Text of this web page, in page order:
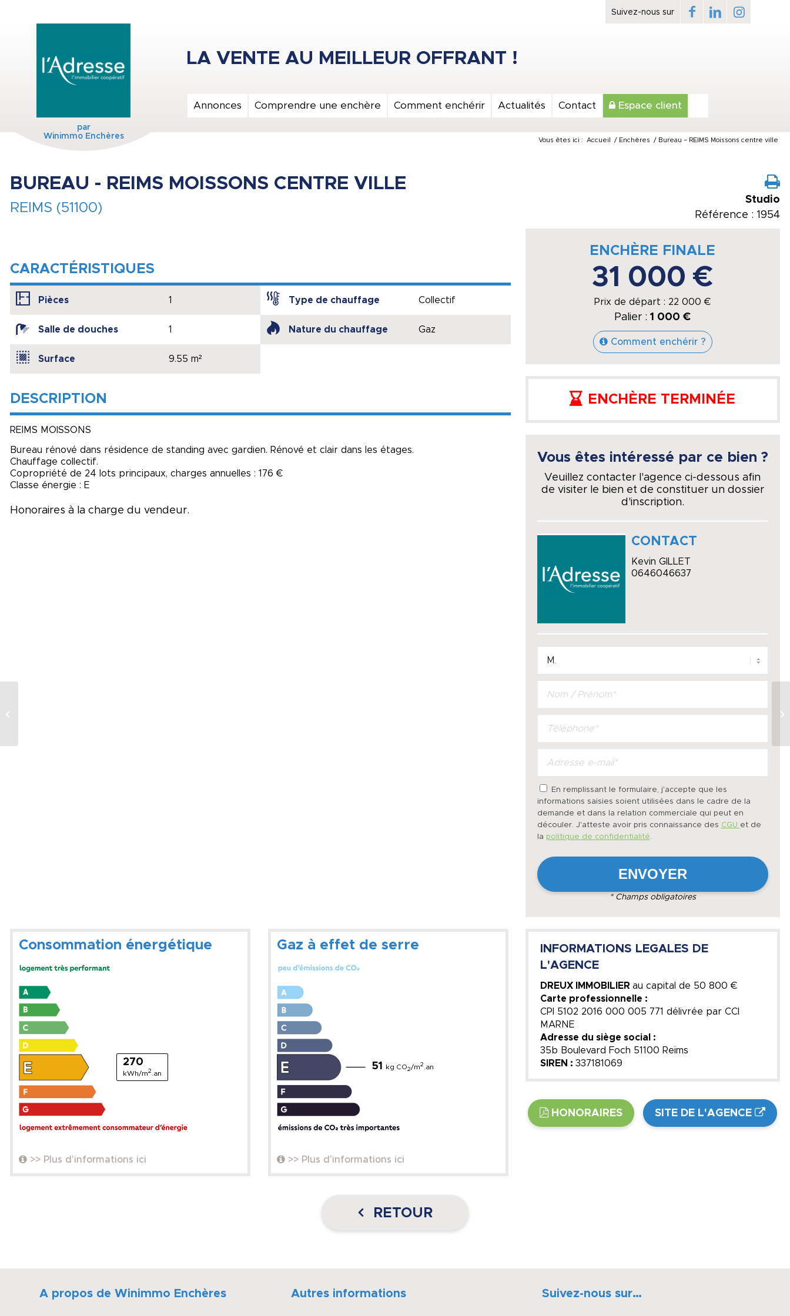
par
Winimmo Enchères
Annonces Comprendre une enchère Comment enchérir Actualités Contact Espace client
Vous êtes ici : Accueil / Enchères / Bureau – REIMS Moissons centre ville
BUREAU - REIMS MOISSONS CENTRE VILLE
REIMS (51100)
Studio
Référence : 1954
CARACTÉRISTIQUES
Pièces 1
Salle de douches 1
Surface 9.55 m²
Type de chauffage Collectif
Nature du chauffage Gaz
DESCRIPTION
REIMS MOISSONS
Bureau rénové dans résidence de standing avec gardien. Rénové et clair dans les étages.
Chauffage collectif.
Copropriété de 24 lots principaux, charges annuelles : 176 €
Classe énergie : E
Honoraires à la charge du vendeur.
ENCHÈRE FINALE
31 000 €
Prix de départ : 22 000 €
Palier :1 000 €
Comment enchérir ?
ENCHÈRE TERMINÉE
Vous êtes intéressé par ce bien ?
Veuillez contacter l'agence ci-dessous afin
de visiter le bien et de constituer un dossier
d'inscription.
CONTACT
Kevin GILLET
0646046637
En remplissant le formulaire, j'accepte que les
informations saisies soient utilisées dans le cadre de la
demande et dans la relation commerciale qui peut en
découler. J'atteste avoir pris connaissance des CGU et de
la politique de confidentialité.
* Champs obligatoires
Consommation énergétique
270
kWh/m2 .an
>> Plus d'informations ici
Gaz à effet de serre
51 kg CO2/m2 .an
>> Plus d'informations ici
INFORMATIONS LEGALES DE
L'AGENCE
DREUX IMMOBILIER au capital de 50 800 €
Carte professionnelle :
CPI 5102 2016 000 005 771 délivrée par CCI
MARNE
Adresse du siège social :
35b Boulevard Foch 51100 Reims
SIREN : 337181069
HONORAIRES SITE DE L'AGENCE
RETOUR
A propos de Winimmo Enchères Autres informations Suivez-nous sur…